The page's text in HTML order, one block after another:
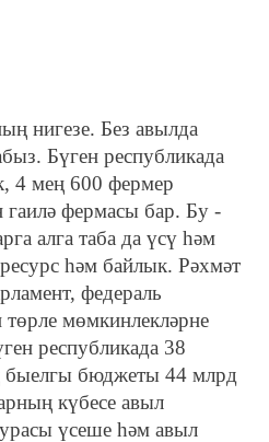
нигезе. Без авылда
Бүген республикада
4 мең 600 фермер
фермасы бар. Бу -
алга таба да үсү һәм
һәм байлык. Рәхмәт
федераль
төрле мөмкинлекләрне
республикада 38
бюджеты 44 млрд
күбесе авыл
үсеше һәм авыл